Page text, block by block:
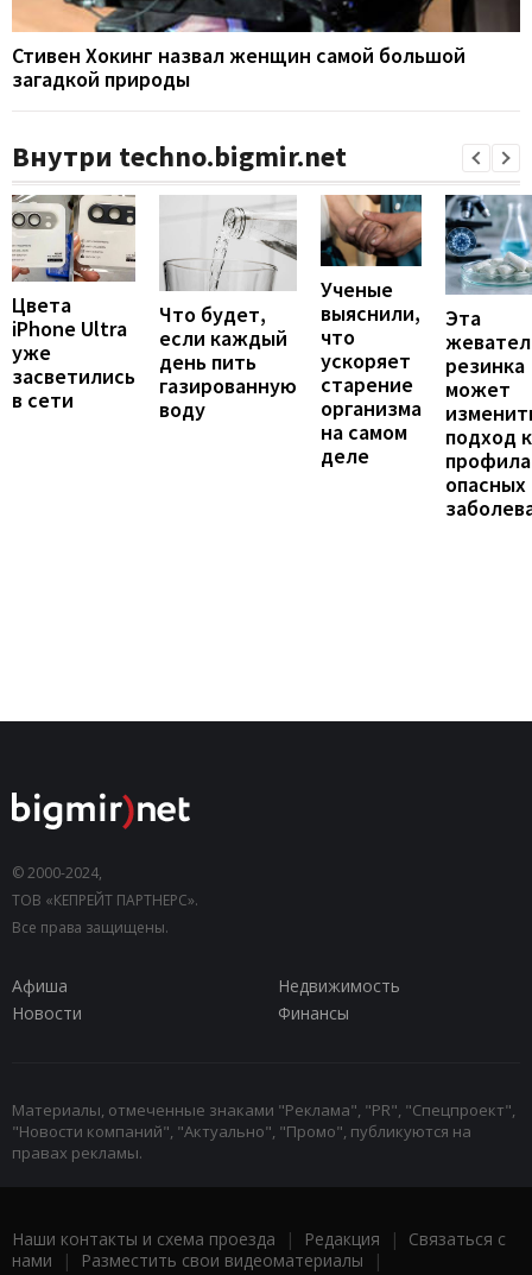
Стивен Хокинг назвал женщин самой большой
загадкой природы
Внутри techno.bigmir.net
Цвета
iPhone Ultra
уже
засветились
в сети
Что будет,
если каждый
день пить
газированную
воду
Ученые
выяснили,
что
ускоряет
старение
организма
на самом
деле
Эта
резинка
может
подход к
опасных
© 2000-2024,
ТОВ «КЕПРЕЙТ ПАРТНЕРС».
Все права защищены.
Афиша
Недвижимость
Новости
Финансы
Материалы, отмеченные знаками "Реклама", "PR", "Спецпроект",
"Новости компаний", "Актуально", "Промо", публикуются на
правах рекламы.
Наши контакты и схема проезда | Редакция | Связаться с
нами | Разместить свои видеоматериалы |